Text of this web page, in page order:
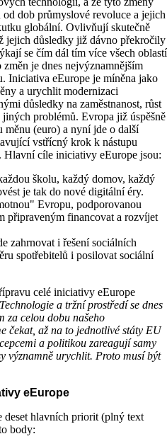
dob průmyslové revoluce a jejich
globální. Ovlivňují skutečně
jejich důsledky již dávno překročily
se čím dál tím více všech oblastí
je dnes nejvýznamnějším
Iniciativa eEurope je míněna jako
a urychlit modernizaci
důsledky na zaměstnanost, růst
problémů. Evropa již úspěšně
měnu (euro) a nyní jde o další
vstřícný krok k nástupu
Hlavní cíle iniciativy eEurope jsou:
školu, každý domov, každý
je tak do nové digitální éry.
Evropu, podporovanou
připraveným financovat a rozvíjet
zahrnovat i řešení sociálních
spotřebitelů i posilovat sociální
celé iniciativy eEurope
Technologie a tržní prostředí se dnes
za celou dobu našeho
čekat, až na to jednotlivé státy EU
a politikou zareagují samy
významně urychlit. Proto musí být
eEurope
deset hlavních priorit (plný text
body: